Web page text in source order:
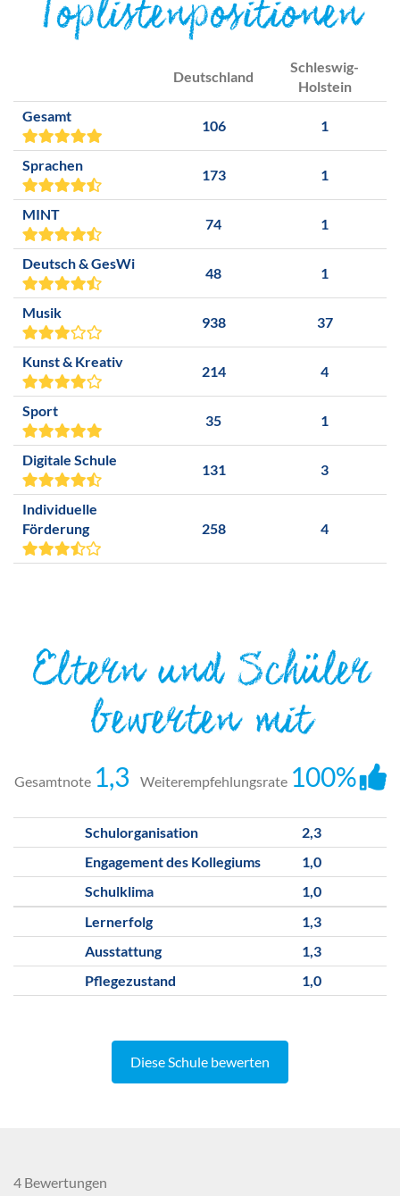
Toplistenpositionen
Deutschland
Schleswig-
Holstein
Gesamt
106 1
Sprachen
173 1
MINT
74 1
Deutsch & GesWi
48 1
Musik
938 37
Kunst & Kreativ
214 4
Sport
35 1
Digitale Schule
131 3
Individuelle
Förderung
258 4
Eltern und Schüler
bewerten mit
Gesamtnote 1,3 Weiterempfehlungsrate 100%
Schulorganisation
2,3
Engagement des Kollegiums
1,0
Schulklima
1,0
Lernerfolg
1,3
Ausstattung
1,3
Pflegezustand
1,0
Diese Schule bewerten
4 Bewertungen